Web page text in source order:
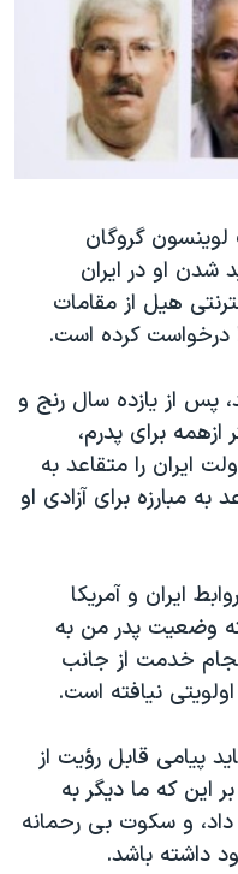
لوینسون گروگان
از ناپدید شدن او در ایران
هیل از مقامات
درخواست کرده است.
پس از یازده سال رنج و
برای پدرم،
ایران را متقاعد به
به مبارزه برای آزادی او
ایران و آمریکا
وضعیت پدر من به
خدمت از جانب
نیافته است.
پیامی قابل رؤیت از
این که ما دیگر به
و سکوت بی رحمانه
داشته باشد.